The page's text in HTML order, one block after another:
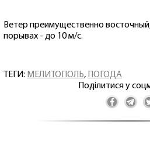
Ветер преимущественно
порывах - до 10 м/с.
ТЕГИ: МЕЛИТОПОЛЬ,
ПОГОДА
Поділитися у